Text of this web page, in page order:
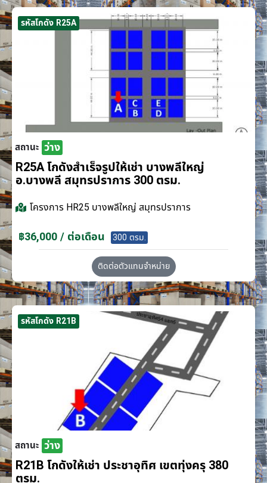
รหัสโกดัง R25A
สถานะ ว่าง
R25A โกดังสำเร็จรูปให้เช่า บางพลีใหญ่
อ.บางพลี สมุทรปราการ 300 ตรม.
โครงการ HR25 บางพลีใหญ่ สมุทรปราการ
฿36,000 / ต่อเดือน 300 ตรม.
ติดต่อตัวแทนจำหน่าย
รหัสโกดัง R21B
สถานะ ว่าง
R21B โกดังให้เช่า ประชาอุทิศ เขตทุ่งครุ 380
ตรม.